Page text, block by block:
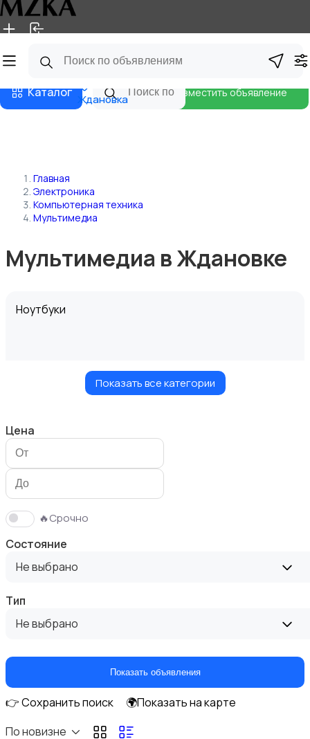
Главная Магазины
Каталог Ждановка
Разместить объявление
Главная
Электроника
Компьютерная техника
Мультимедиа
Мультимедиа в Ждановке
Ноутбуки
Мониторы
Оргтехника и расходники
Показать все категории
Цена
🔥Срочно
Состояние
Не выбрано
Тип
Не выбрано
Показать объявления
👉 Сохранить поиск
🌍Показать на карте
По новизне